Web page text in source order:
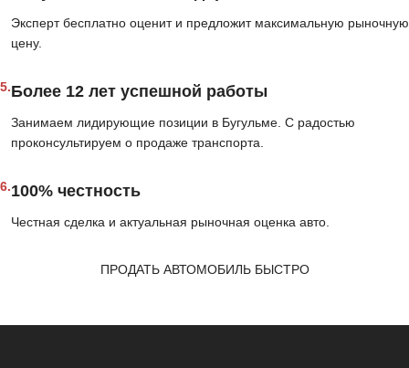
Эксперт бесплатно оценит и предложит максимальную рыночную
цену.
5.Более 12 лет успешной работы
Занимаем лидирующие позиции в Бугульме. С радостью
проконсультируем о продаже транспорта.
6.100% честность
Честная сделка и актуальная рыночная оценка авто.
ПРОДАТЬ АВТОМОБИЛЬ БЫСТРО